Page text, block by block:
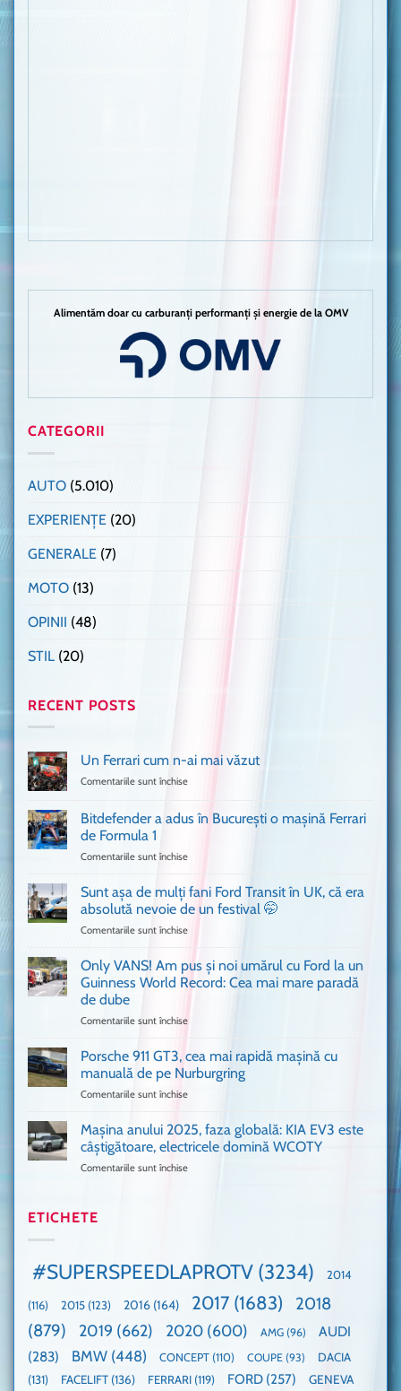
Alimentăm doar cu carburanți performanți și energie de la OMV
CATEGORII
AUTO (5.010)
EXPERIENȚE (20)
GENERALE (7)
MOTO (13)
OPINII (48)
STIL (20)
RECENT POSTS
Un Ferrari cum n-ai mai văzut
Comentariile sunt închise
Ferrari
cum
văzut
Bitdefender a adus în București o mașină Ferrari
de Formula 1
Comentariile sunt închise
a
în
mașină
Ferrari
Sunt așa de mulți fani Ford Transit în UK, că era
absolută nevoie de un festival 🤭
Comentariile sunt închise
așa
mulți
în
UK,
nevoie
de
Only VANS! Am pus și noi umărul cu Ford la un
Guinness World Record: Cea mai mare paradă
de dube
Comentariile sunt închise
VANS!
Am
pus
umărul
cu
mai
mare
paradă
de
dube
Porsche 911 GT3, cea mai rapidă mașină cu
manuală de pe Nurburgring
Comentariile sunt închise
911
GT3,
cea
pe
Nurburgring
Mașina anului 2025, faza globală: KIA EV3 este
câștigătoare, electricele domină WCOTY
Comentariile sunt închise
EV3
câștigătoare,
domină
WCOTY
ETICHETE
#SUPERSPEEDLAPROTV (3234) 2014
(116) 2015 (123) 2016 (164) 2017 (1683)
2018
(879)
2019 (662) 2020 (600) AMG (96)
AUDI
(283)
BMW (448) CONCEPT (110) COUPE (93)
DACIA
(131)
FACELIFT (136) FERRARI (119) FORD (257)
GENEVA